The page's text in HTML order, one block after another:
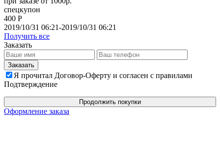
спецкупон
400 Р
2019/10/31 06:21-2019/10/31 06:21
Получить все
Заказать
Я прочитал Договор-Оферту и согласен с правилами
Подтверждение
Продолжить покупки
Оформление заказа